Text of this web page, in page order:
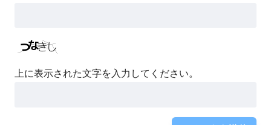
上に表示された文字を入力してください。